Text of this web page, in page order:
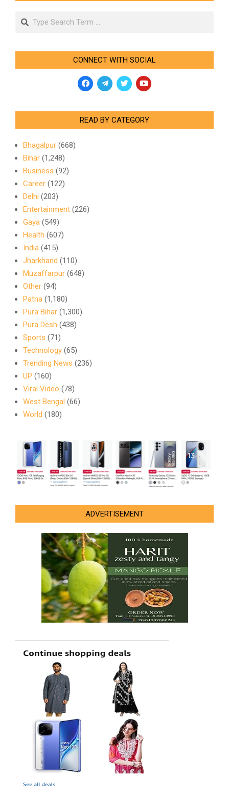
Search
CONNECT WITH SOCIAL
READ BY CATEGORY
Bhagalpur (668)
Bihar (1,248)
Business (92)
Career (122)
Delhi (203)
Entertainment (226)
Gaya (549)
Health (607)
India (415)
Jharkhand (110)
Muzaffarpur (648)
Other (94)
Patna (1,180)
Pura Bihar (1,300)
Pura Desh (438)
Sports (71)
Technology (65)
Trending News (236)
UP (160)
Viral Video (78)
West Bengal (66)
World (180)
ADVERTISEMENT